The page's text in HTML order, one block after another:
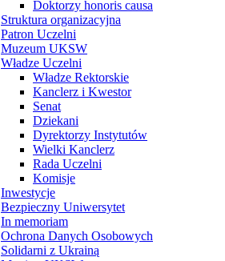
Doktorzy honoris causa
Struktura organizacyjna
Patron Uczelni
Muzeum UKSW
Władze Uczelni
Władze Rektorskie
Kanclerz i Kwestor
Senat
Dziekani
Dyrektorzy Instytutów
Wielki Kanclerz
Rada Uczelni
Komisje
Inwestycje
Bezpieczny Uniwersytet
In memoriam
Ochrona Danych Osobowych
Solidarni z Ukrainą